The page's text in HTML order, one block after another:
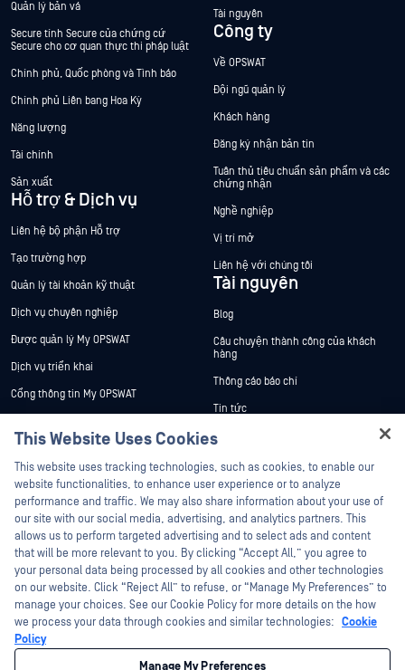
Quản lý bản vá
Secure tính Secure của chứng cứ
Secure cho cơ quan thực thi pháp luật
Chính phủ, Quốc phòng và Tình báo
Chính phủ Liên bang Hoa Kỳ
Năng lượng
Tài chính
Sản xuất
Hỗ trợ & Dịch vụ
Liên hệ bộ phận Hỗ trợ
Tạo trường hợp
Quản lý tài khoản kỹ thuật
Dịch vụ chuyên nghiệp
Được quản lý My OPSWAT
Dịch vụ triển khai
Cổng thông tin My OPSWAT
Đào tạo
Chương trình Xử lý Lỗ hổng Bảo mật
Đối tác
Chứng nhận
Đối tác công nghệ
Chương trình đối tác kênh phân phối
Tài nguyên
Công ty
Về OPSWAT
Đội ngũ quản lý
Khách hàng
Đăng ký nhận bản tin
Tuân thủ tiêu chuẩn sản phẩm và các
chứng nhận
Nghề nghiệp
Vị trí mở
Liên hệ với chúng tôi
Tài nguyên
Blog
Câu chuyện thành công của khách
hàng
Thông cáo báo chí
Tin tức
Sự kiện
Hội thảo trên trực tuyến
Datasheets
White Papers
Công cụ miễn phí
©2026 OPSWAT Công ty TNHH. Mọi quyền được bảo lưu. OPSWAT , MetaDefender
Metascan, MetaAccess , cái OPSWAT Logo, Không tin tưởng bất kỳ tệp tin nào.
Không tin tưởng bất kỳ thiết bị nào. OPSWAT Academy Bảo vệ thế giới cơ sở hạ
tầng trọng yếu Deep CDR™ Technology, InQuest, Logo InQuest, DFI, RetroHunt, Deep
This Website Uses Cookies
This website uses tracking technologies, such as cookies, to enable our
website functionalities, to enhance user experience or to analyze
performance and traffic. We may also share information about your use of
our site with our social media, advertising, and analytics partners. This
allows us to perform targeted advertising and to select ads and content
that will be more relevant to you. By clicking “Accept All,” you agree to
your personal data being processed by all cookies and other technologies
on our website. Click “Reject All” to refuse, or “Manage My Preferences” to
manage your choices. See our Cookie Policy for more details on the how
we process your data through cookies and similar technologies: Cookie
Policy
Manage My Preferences
Hey there!
I'm Ozzy, your OPSWAT virtual assistant.
How can I help you secure what's critical
today?